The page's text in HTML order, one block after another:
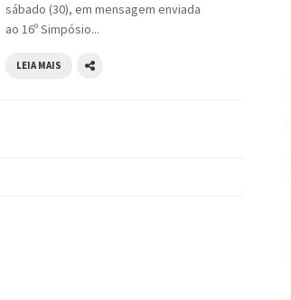
sábado (30), em mensagem enviada
ao 16º Simpósio...
LEIA MAIS